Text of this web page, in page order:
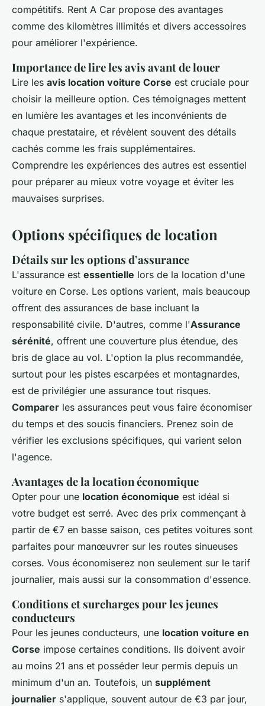
compétitifs. Rent A Car propose des avantages
comme des kilomètres illimités et divers accessoires
pour améliorer l'expérience.
Importance de lire les avis avant de louer
Lire les avis location voiture Corse est cruciale pour
choisir la meilleure option. Ces témoignages mettent
en lumière les avantages et les inconvénients de
chaque prestataire, et révèlent souvent des détails
cachés comme les frais supplémentaires.
Comprendre les expériences des autres est essentiel
pour préparer au mieux votre voyage et éviter les
mauvaises surprises.
Options spécifiques de location
Détails sur les options d’assurance
L'assurance est essentielle lors de la location d'une
voiture en Corse. Les options varient, mais beaucoup
offrent des assurances de base incluant la
responsabilité civile. D'autres, comme l'Assurance
sérénité, offrent une couverture plus étendue, des
bris de glace au vol. L'option la plus recommandée,
surtout pour les pistes escarpées et montagnardes,
est de privilégier une assurance tout risques.
Comparer les assurances peut vous faire économiser
du temps et des soucis financiers. Prenez soin de
vérifier les exclusions spécifiques, qui varient selon
l'agence.
Avantages de la location économique
Opter pour une location économique est idéal si
votre budget est serré. Avec des prix commençant à
partir de €7 en basse saison, ces petites voitures sont
parfaites pour manœuvrer sur les routes sinueuses
corses. Vous économiserez non seulement sur le tarif
journalier, mais aussi sur la consommation d'essence.
Conditions et surcharges pour les jeunes
conducteurs
Pour les jeunes conducteurs, une location voiture en
Corse impose certaines conditions. Ils doivent avoir
au moins 21 ans et posséder leur permis depuis un
minimum d'un an. Toutefois, un supplément
journalier s'applique, souvent autour de €3 par jour,